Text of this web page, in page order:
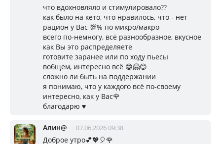
что вдохновляло и стимулировало??
как было на кето, что нравилось, что - нет
рацион у Вас 💯% по микро/макро
всего по-немногу, всё разнообразное, вкусное
как Вы это распределяете
готовите заранее или по ходу пьесы
вобщем, интересно всё 😁🤗😊
сложно ли быть на поддержании
я понимаю, что у каждого всё по-своему
интересно, как у Вас🌹
благодарю ♥️
Алин@ 07.06.2026 09:38
Доброе утро💕💖🎈🌹